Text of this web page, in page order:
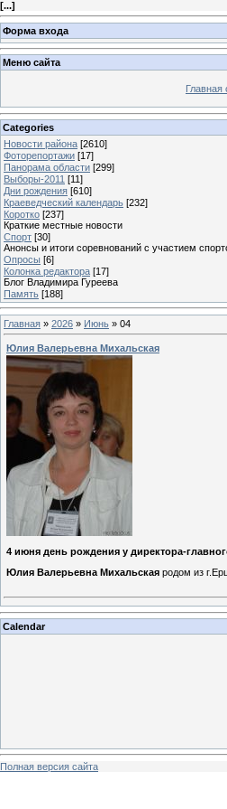
[...]
Форма входа
Меню сайта
Главная
Categories
Новости района [2610]
Фоторепортажи [17]
Панорама области [299]
Выборы-2011 [11]
Дни рождения [610]
Краеведческий календарь [232]
Коротко [237]
Краткие местные новости
Спорт [30]
Анонсы и итоги соревнований с участием
Опросы [6]
Колонка редактора [17]
Блог Владимира Гуреева
Память [188]
Главная » 2026 » Июнь » 04
Юлия Валерьевна Михальская
4 июня день рождения у директора-
Юлия Валерьевна Михальская родом из
Calendar
Полная версия сайта